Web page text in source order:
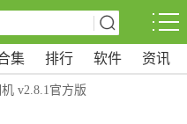
集 排行 软件 资讯
v2.8.1官方版